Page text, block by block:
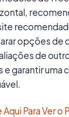
opções de
de
e garantir uma
Aqui Para Ver o